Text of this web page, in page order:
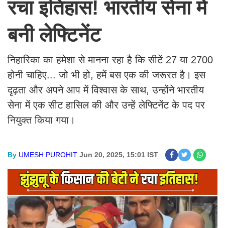
रचा इतिहास! भारतीय सेना में
बनी लेफ्टिनेंट
निहारिका का हमेशा से मानना रहा है कि सीटें 27 या 2700
होनी चाहिए... जो भी हो, हमें बस एक की जरूरत है। इस
दृढ़ता और अपने आप में विश्वास के साथ, उन्होंने भारतीय
सेना में एक सीट हासिल की और उन्हें लेफ्टिनेंट के पद पर
नियुक्त किया गया।
By UMESH PUROHIT Jun 20, 2025, 15:01 IST